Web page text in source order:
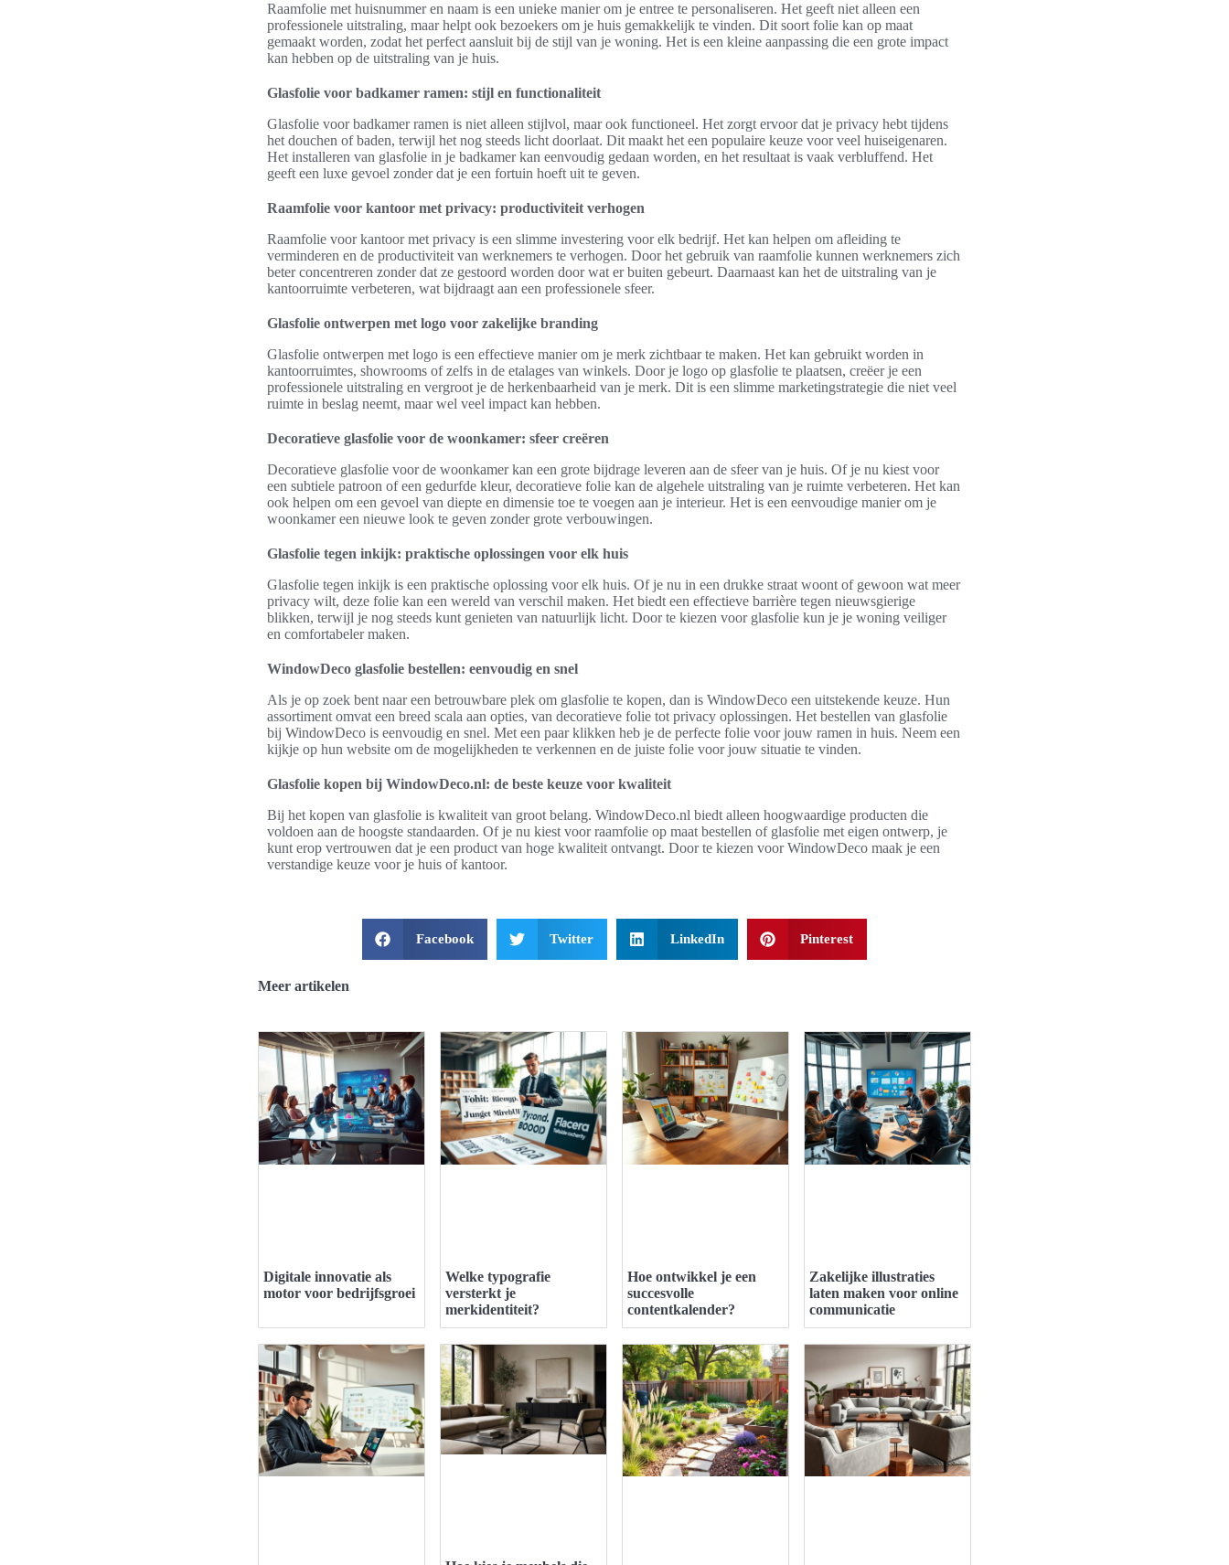
Raamfolie met huisnummer en naam is een unieke manier om je entree te personaliseren. Het geeft niet alleen een
professionele uitstraling, maar helpt ook bezoekers om je huis gemakkelijk te vinden. Dit soort folie kan op maat
gemaakt worden, zodat het perfect aansluit bij de stijl van je woning. Het is een kleine aanpassing die een grote impact
kan hebben op de uitstraling van je huis.
Glasfolie voor badkamer ramen: stijl en functionaliteit
Glasfolie voor badkamer ramen is niet alleen stijlvol, maar ook functioneel. Het zorgt ervoor dat je privacy hebt tijdens
het douchen of baden, terwijl het nog steeds licht doorlaat. Dit maakt het een populaire keuze voor veel huiseigenaren.
Het installeren van glasfolie in je badkamer kan eenvoudig gedaan worden, en het resultaat is vaak verbluffend. Het
geeft een luxe gevoel zonder dat je een fortuin hoeft uit te geven.
Raamfolie voor kantoor met privacy: productiviteit verhogen
Raamfolie voor kantoor met privacy is een slimme investering voor elk bedrijf. Het kan helpen om afleiding te
verminderen en de productiviteit van werknemers te verhogen. Door het gebruik van raamfolie kunnen werknemers zich
beter concentreren zonder dat ze gestoord worden door wat er buiten gebeurt. Daarnaast kan het de uitstraling van je
kantoorruimte verbeteren, wat bijdraagt aan een professionele sfeer.
Glasfolie ontwerpen met logo voor zakelijke branding
Glasfolie ontwerpen met logo is een effectieve manier om je merk zichtbaar te maken. Het kan gebruikt worden in
kantoorruimtes, showrooms of zelfs in de etalages van winkels. Door je logo op glasfolie te plaatsen, creëer je een
professionele uitstraling en vergroot je de herkenbaarheid van je merk. Dit is een slimme marketingstrategie die niet veel
ruimte in beslag neemt, maar wel veel impact kan hebben.
Decoratieve glasfolie voor de woonkamer: sfeer creëren
Decoratieve glasfolie voor de woonkamer kan een grote bijdrage leveren aan de sfeer van je huis. Of je nu kiest voor
een subtiele patroon of een gedurfde kleur, decoratieve folie kan de algehele uitstraling van je ruimte verbeteren. Het kan
ook helpen om een gevoel van diepte en dimensie toe te voegen aan je interieur. Het is een eenvoudige manier om je
woonkamer een nieuwe look te geven zonder grote verbouwingen.
Glasfolie tegen inkijk: praktische oplossingen voor elk huis
Glasfolie tegen inkijk is een praktische oplossing voor elk huis. Of je nu in een drukke straat woont of gewoon wat meer
privacy wilt, deze folie kan een wereld van verschil maken. Het biedt een effectieve barrière tegen nieuwsgierige
blikken, terwijl je nog steeds kunt genieten van natuurlijk licht. Door te kiezen voor glasfolie kun je je woning veiliger
en comfortabeler maken.
WindowDeco glasfolie bestellen: eenvoudig en snel
Als je op zoek bent naar een betrouwbare plek om glasfolie te kopen, dan is WindowDeco een uitstekende keuze. Hun
assortiment omvat een breed scala aan opties, van decoratieve folie tot privacy oplossingen. Het bestellen van glasfolie
bij WindowDeco is eenvoudig en snel. Met een paar klikken heb je de perfecte folie voor jouw ramen in huis. Neem een
kijkje op hun website om de mogelijkheden te verkennen en de juiste folie voor jouw situatie te vinden.
Glasfolie kopen bij WindowDeco.nl: de beste keuze voor kwaliteit
Bij het kopen van glasfolie is kwaliteit van groot belang. WindowDeco.nl biedt alleen hoogwaardige producten die
voldoen aan de hoogste standaarden. Of je nu kiest voor raamfolie op maat bestellen of glasfolie met eigen ontwerp, je
kunt erop vertrouwen dat je een product van hoge kwaliteit ontvangt. Door te kiezen voor WindowDeco maak je een
verstandige keuze voor je huis of kantoor.
Facebook Twitter LinkedIn Pinterest
Meer artikelen
Digitale innovatie als
motor voor bedrijfsgroei
Welke typografie
versterkt je
merkidentiteit?
Hoe ontwikkel je een
succesvolle
contentkalender?
Zakelijke illustraties
laten maken voor online
communicatie